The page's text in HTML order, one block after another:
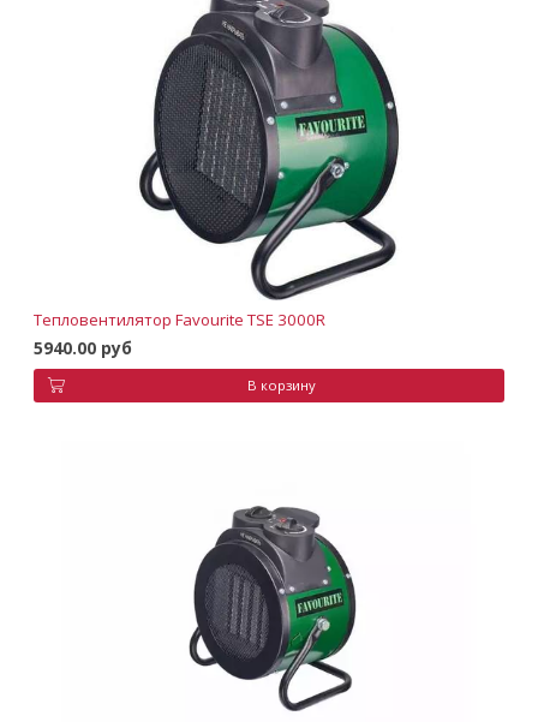
Тепловентилятор Favourite TSE 3000R
5940.00 руб
В корзину